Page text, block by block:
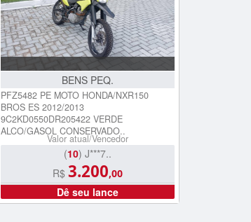
BENS PEQ.
PFZ5482 PE MOTO HONDA/NXR150
BROS ES 2012/2013
9C2KD0550DR205422 VERDE
ALCO/GASOL CONSERVADO..
Valor atual/Vencedor
(10) J***7..
R$ 3.200,00
Dê seu lance